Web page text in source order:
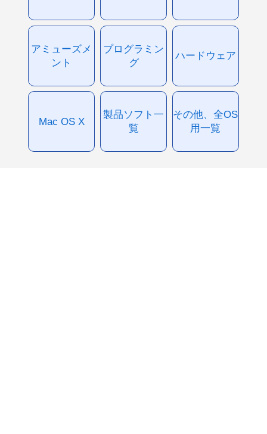
アミューズメ
ント
プログラミン
グ
ハードウェア
Mac OS X
製品ソフト一
覧
その他、全OS
用一覧